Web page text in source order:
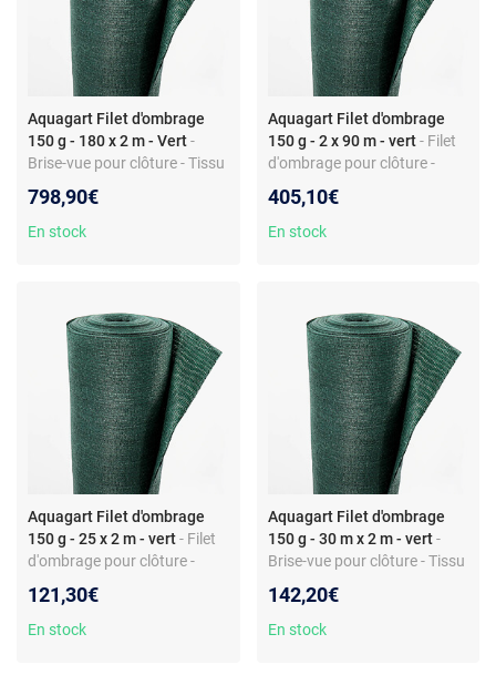
Aquagart Filet d'ombrage
150 g - 180 x 2 m - Vert-
Brise-vue pour clôture - Tissu
g/m² - Largeur 2 m - Valeur
d'ombrage 80%
798,90€
En stock
Aquagart Filet d'ombrage
150 g - 2 x 90 m - vert - Filet
d'ombrage pour clôture -
Largeur 2 m - Ombre 80% -
Résistant UV
405,10€
En stock
Aquagart Filet d'ombrage
150 g - 25 x 2 m - vert- Filet
d'ombrage pour clôture -
Largeur 2 m - Ombre 80% -
Résistant UV
121,30€
En stock
Aquagart Filet d'ombrage
150 g - 30 m x 2 m - vert -
Brise-vue pour clôture - Tissu
m - Montage facile
142,20€
En stock